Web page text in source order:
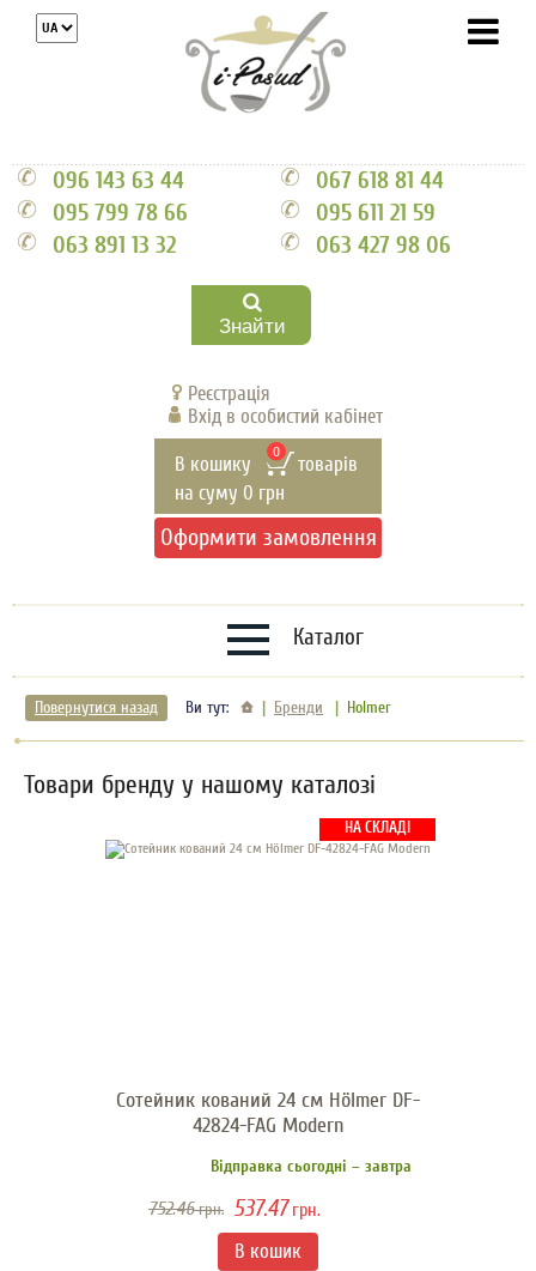
096 143 63 44
095 799 78 66
063 891 13 32
067 618 81 44
095 611 21 59
063 427 98 06
Знайти
Реєстрація
Вхід в особистий кабінет
В кошику
0
товарів
на суму 0 грн
Оформити замовлення
Каталог
Повернутися назад Ви тут: Бренди Holmer
Товари бренду у нашому каталозі
НА СКЛАДІ
Сотейник кований 24 см Hölmer DF-
42824-FAG Modern
Відправка сьогодні – завтра
752.46грн. 537.47грн.